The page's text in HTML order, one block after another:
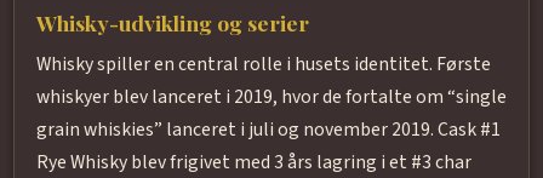
Whisky-udvikling og serier
Whisky spiller en central rolle i husets identitet. Første
whiskyer blev lanceret i 2019, hvor de fortalte om “single
grain whiskies” lanceret i juli og november 2019. Cask #1
Rye Whisky blev frigivet med 3 års lagring i et #3 char